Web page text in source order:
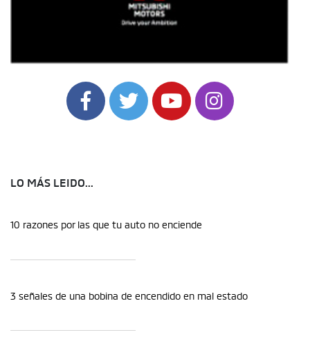
LO MÁS LEIDO...
10 razones por las que tu auto no enciende
3 señales de una bobina de encendido en mal estado